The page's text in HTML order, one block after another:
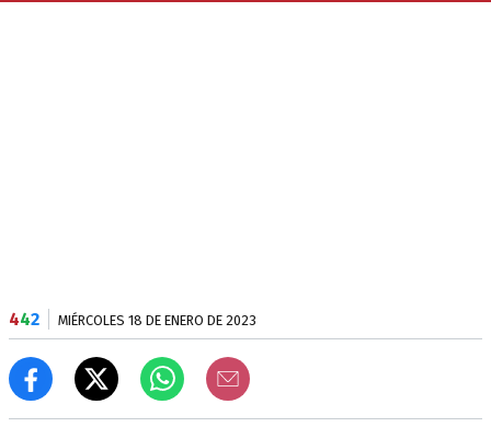
442 MIÉRCOLES 18 DE ENERO DE 2023